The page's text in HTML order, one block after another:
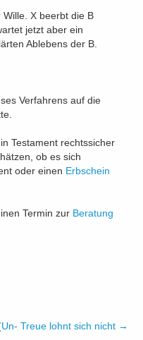
Wille. X beerbt die B
jetzt aber ein
Ablebens der B.
Verfahrens auf die
Testament rechtssicher
ob es sich
oder einen Erbschein
Termin zur Beratung
Treue lohnt sich nicht →